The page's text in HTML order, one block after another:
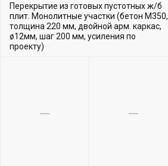
Перекрытие из готовых пустотных ж/б
плит. Монолитные участки (бетон М350,
толщина 220 мм, двойной арм. каркас,
ø12мм, шаг 200 мм, усиления по
проекту)